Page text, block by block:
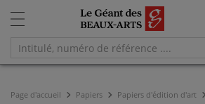
Page d'accueil Papiers Papiers d'édition d'art